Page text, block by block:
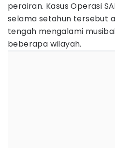
perairan. Kasus Operasi
selama setahun tersebut
tengah mengalami
beberapa wilayah.